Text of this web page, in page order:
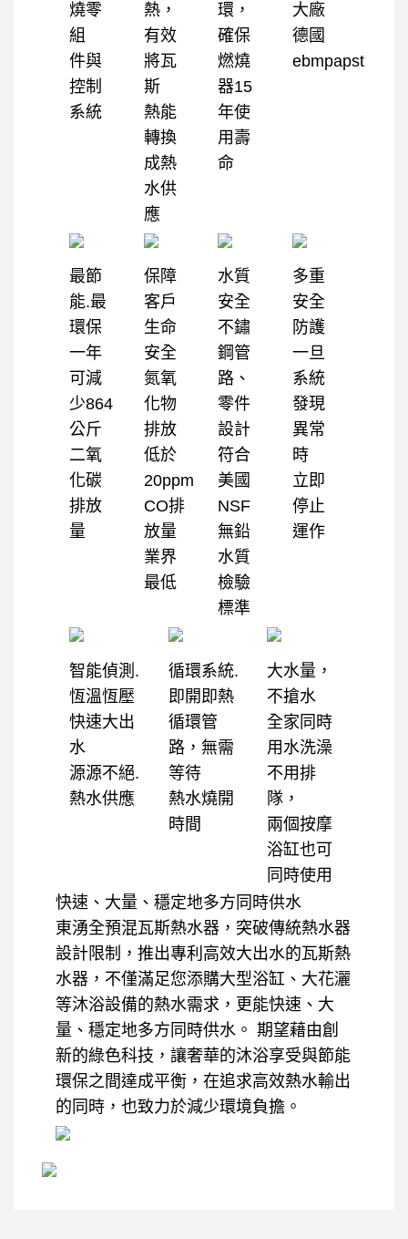
燒零
組
件與
控制
系統
熱，
有效
將瓦
斯
熱能
轉換
成熱
水供
應
環，
確保
燃燒
器15
年使
用壽
命
大廠
德國
ebmpapst
最節
能.最
環保
一年
可減
少864
公斤
二氧
化碳
排放
量
保障
客戶
生命
安全
氮氧
化物
排放
低於
20ppm
CO排
放量
業界
最低
水質
安全
不鏽
鋼管
路、
零件
設計
符合
美國
NSF
無鉛
水質
檢驗
標準
多重
安全
防護
一旦
系統
發現
異常
時
立即
停止
運作
智能偵測.
恆溫恆壓
快速大出
水
源源不絕.
熱水供應
循環系統.
即開即熱
循環管
路，無需
等待
熱水燒開
時間
大水量，
不搶水
全家同時
用水洗澡
不用排
隊，
兩個按摩
浴缸也可
同時使用
快速、大量、穩定地多方同時供水
東湧全預混瓦斯熱水器，突破傳統熱水器
設計限制，推出專利高效大出水的瓦斯熱
水器，不僅滿足您添購大型浴缸、大花灑
等沐浴設備的熱水需求，更能快速、大
量、穩定地多方同時供水。 期望藉由創
新的綠色科技，讓奢華的沐浴享受與節能
環保之間達成平衡，在追求高效熱水輸出
的同時，也致力於減少環境負擔。